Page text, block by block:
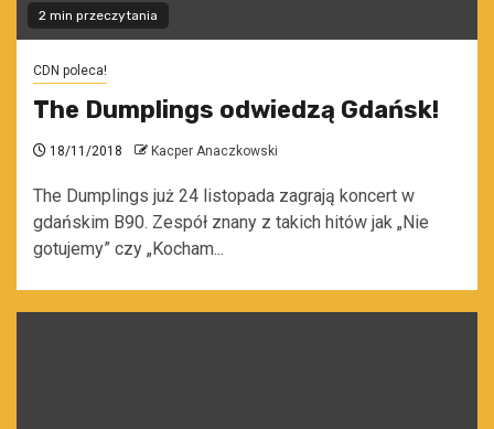
2 min przeczytania
CDN poleca!
The Dumplings odwiedzą Gdańsk!
18/11/2018 Kacper Anaczkowski
The Dumplings już 24 listopada zagrają koncert w
gdańskim B90. Zespół znany z takich hitów jak „Nie
gotujemy” czy „Kocham...